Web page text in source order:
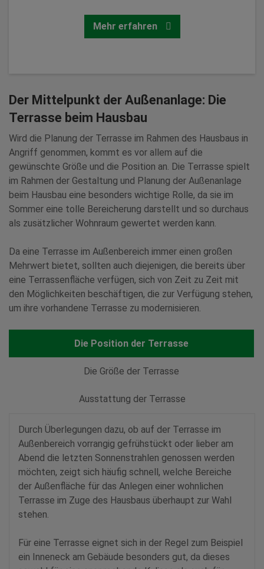
Mehr erfahren
Zurück
Der Mittelpunkt der Außenanlage: Die
Terrasse beim Hausbau
Wird die Planung der Terrasse im Rahmen des Hausbaus in
Angriff genommen, kommt es vor allem auf die
gewünschte Größe und die Position an. Die Terrasse spielt
im Rahmen der Gestaltung und Planung der Außenanlage
beim Hausbau eine besonders wichtige Rolle, da sie im
Sommer eine tolle Bereicherung darstellt und so durchaus
als zusätzlicher Wohnraum gewertet werden kann.
Da eine Terrasse im Außenbereich immer einen großen
Mehrwert bietet, sollten auch diejenigen, die bereits über
eine Terrassenfläche verfügen, sich von Zeit zu Zeit mit
den Möglichkeiten beschäftigen, die zur Verfügung stehen,
um ihre vorhandene Terrasse zu modernisieren.
Die Position der Terrasse
Die Größe der Terrasse
Ausstattung der Terrasse
Durch Überlegungen dazu, ob auf der Terrasse im
Außenbereich vorrangig gefrühstückt oder lieber am
Abend die letzten Sonnenstrahlen genossen werden
möchten, zeigt sich häufig schnell, welche Bereiche
der Außenfläche für das Anlegen einer wohnlichen
Terrasse im Zuge des Hausbaus überhaupt zur Wahl
stehen.
Für eine Terrasse eignet sich in der Regel zum Beispiel
ein Inneneck am Gebäude besonders gut, da dieses